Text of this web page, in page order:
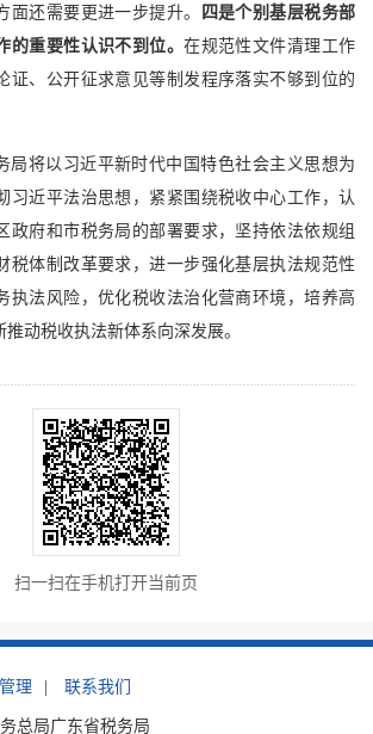
面还需要更进一步提升。
四是个别基层税务部
的重要性认识不到位。在规范性文件清理工作
证、公开征求意见等制发程序落实不够到位的
局将以习近平新时代中国特色社会主义思想为
习近平法治思想，紧紧围绕税收中心工作，认
政府和市税务局的部署要求，坚持依法依规组
税体制改革要求，进一步强化基层执法规范性
执法风险，优化税收法治化营商环境，培养高
动税收执法新体系向深发展。
扫一扫在手机打开当前页
理 联系我们
总局广东省税务局